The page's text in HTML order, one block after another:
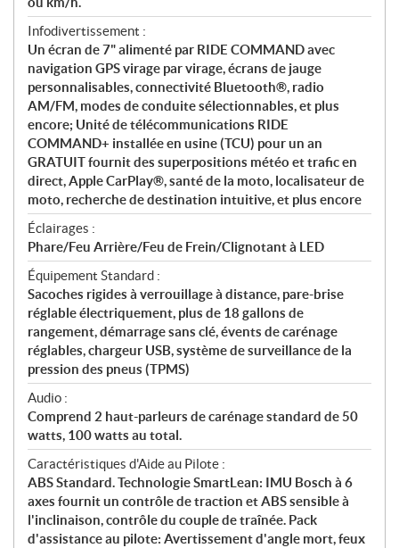
Infodivertissement :
Un écran de 7" alimenté par RIDE COMMAND avec
navigation GPS virage par virage, écrans de jauge
personnalisables, connectivité Bluetooth®, radio
AM/FM, modes de conduite sélectionnables, et plus
encore; Unité de télécommunications RIDE
COMMAND+ installée en usine (TCU) pour un an
GRATUIT fournit des superpositions météo et trafic en
direct, Apple CarPlay®, santé de la moto, localisateur de
moto, recherche de destination intuitive, et plus encore
Éclairages :
Phare/Feu Arrière/Feu de Frein/Clignotant à LED
Équipement Standard :
Sacoches rigides à verrouillage à distance, pare-brise
réglable électriquement, plus de 18 gallons de
rangement, démarrage sans clé, évents de carénage
réglables, chargeur USB, système de surveillance de la
pression des pneus (TPMS)
Audio :
Comprend 2 haut-parleurs de carénage standard de 50
watts, 100 watts au total.
Caractéristiques d'Aide au Pilote :
ABS Standard. Technologie SmartLean: IMU Bosch à 6
axes fournit un contrôle de traction et ABS sensible à
l'inclinaison, contrôle du couple de traînée. Pack
d'assistance au pilote: Avertissement d'angle mort, feux